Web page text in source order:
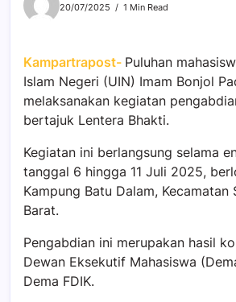
20/07/2025
1 Min Read
Kampartrapost- Puluhan
Islam Negeri (UIN) Imam Bonjol
melaksanakan kegiatan
bertajuk Lentera Bhakti.
Kegiatan ini berlangsung selama
tanggal 6 hingga 11 Juli 2025,
Kampung Batu Dalam, Kecamatan
Barat.
Pengabdian ini merupakan hasil
Dewan Eksekutif Mahasiswa
Dema FDIK.